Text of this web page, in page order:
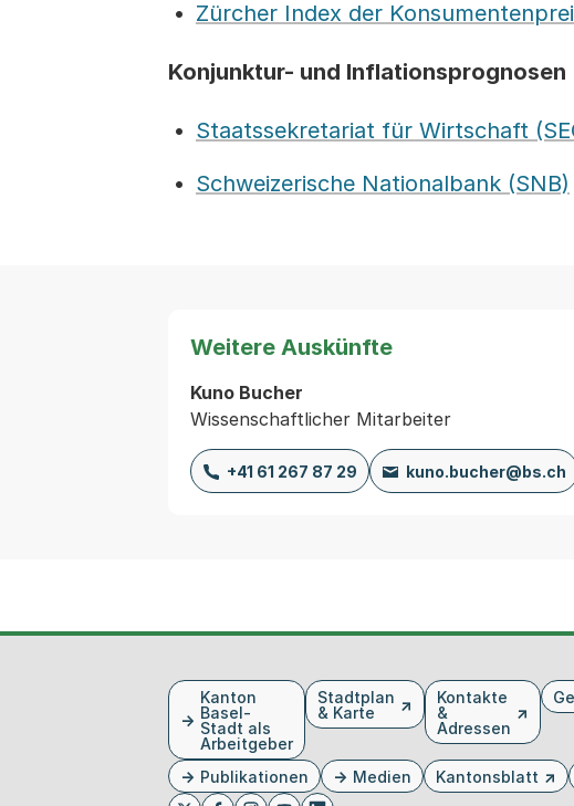
Zürcher Index der
Konjunktur- und Inflationsprognosen
Staatssekretariat für Wirtschaft
Schweizerische Nationalbank (SNB)
Weitere Auskünfte
Kuno Bucher
Wissenschaftlicher Mitarbeiter
+41 61 267 87 29 kuno.bucher@bs.ch
Kanton
Basel-
Stadt als
Arbeitgeber
Stadtplan
& Karte
Kontakte
&
Adressen
Publikationen Medien Kantonsblatt